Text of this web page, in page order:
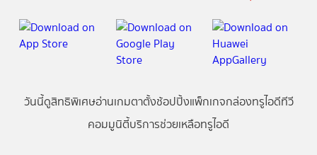
วันนี้ดูสิทธิพิเศษอ่านเกมตาตั้งช้อปปิ้งแพ็กเกจกล่องทรูไอดีทีวี
คอมมูนิตี้บริการช่วยเหลือทรูไอดี